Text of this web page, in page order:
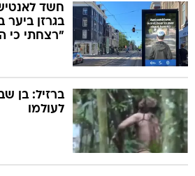
חשד
בגרזן
"רצחתי כי
ברזיל: בן
לעולמו